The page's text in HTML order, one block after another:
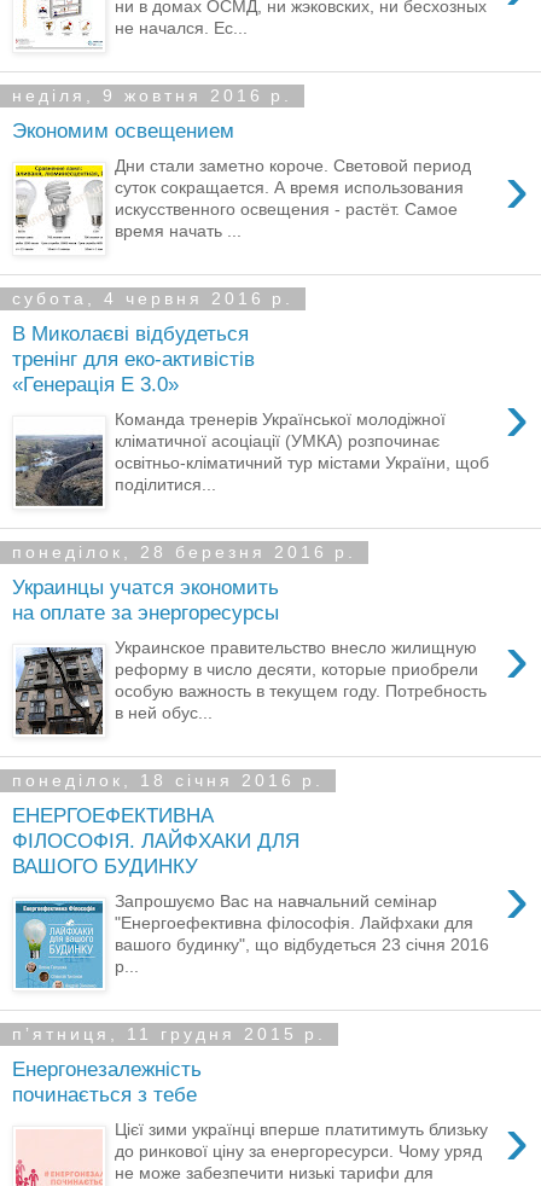
ни в домах ОСМД, ни жэковских, ни бесхозных
не начался. Ес...
неділя, 9 жовтня 2016 р.
Экономим освещением
›
Дни стали заметно короче. Световой период
суток сокращается. А время использования
искусственного освещения - растёт. Самое
время начать ...
субота, 4 червня 2016 р.
В Миколаєві відбудеться
тренінг для еко-активістів
«Генерація Е 3.0»
›
Команда тренерів Української молодіжної
кліматичної асоціації (УМКА) розпочинає
освітньо-кліматичний тур містами України, щоб
поділитися...
понеділок, 28 березня 2016 р.
Украинцы учатся экономить
на оплате за энергоресурсы
›
Украинское правительство внесло жилищную
реформу в число десяти, которые приобрели
особую важность в текущем году. Потребность
в ней обус...
понеділок, 18 січня 2016 р.
ЕНЕРГОЕФЕКТИВНА
ФІЛОСОФІЯ. ЛАЙФХАКИ ДЛЯ
ВАШОГО БУДИНКУ
›
Запрошуємо Вас на навчальний семінар
"Енергоефективна філософія. Лайфхаки для
вашого будинку", що відбудеться 23 січня 2016
р...
пʼятниця, 11 грудня 2015 р.
Енергонезалежність
починається з тебе
›
Цієї зими українці вперше платитимуть близьку
до ринкової ціну за енергоресурси. Чому уряд
не може забезпечити низькі тарифи для